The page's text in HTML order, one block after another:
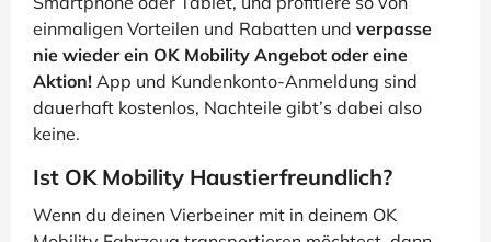
einmaligen Vorteilen und Rabatten und verpasse
nie wieder ein OK Mobility Angebot oder eine
Aktion! App und Kundenkonto-Anmeldung sind
dauerhaft kostenlos, Nachteile gibt’s dabei also
keine.
Ist OK Mobility Haustierfreundlich?
Wenn du deinen Vierbeiner mit in deinem OK